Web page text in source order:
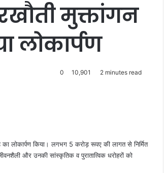
मुक्तांगन
लोकार्पण
0 10,901 2 minutes read
का लोकार्पण किया। लगभग 5 करोड़ रूपए की लागत से निर्मित
और उनकी सांस्कृतिक व पुरातात्विक धरोहरों को